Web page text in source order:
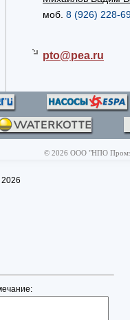
моб. 8 (926) 228-
pto@pea.ru
© 2026 ООО "НПО
2026